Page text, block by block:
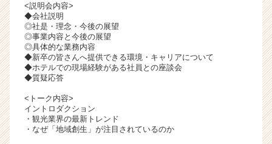
<説明会内容>
◆会社説明
◎社是・理念・今後の展望
◎事業内容と今後の展望
◎具体的な業務内容
◆新卒の皆さんへ提供できる環境・キャリアについて
◆ホテルでの現場経験がある社員との座談会
◆質疑応答
<トーク内容>
イントロダクション
・観光業界の最新トレンド
・なぜ「地域創生」が注目されているのか